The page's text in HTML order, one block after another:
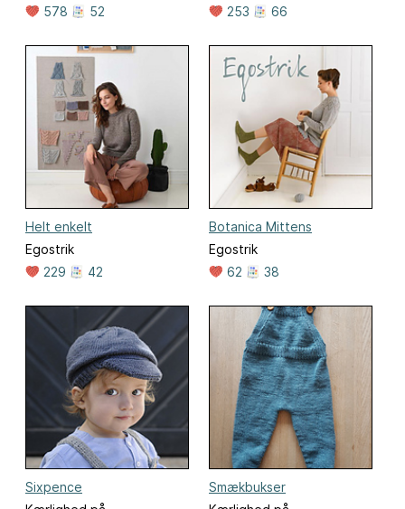
578
52
253
66
Helt enkelt
Egostrik
229
42
Botanica Mittens
Egostrik
62
38
Sixpence
Smækbukser